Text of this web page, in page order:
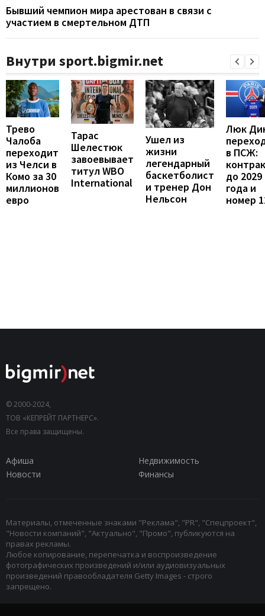
Бывший чемпион мира арестован в связи с
участием в смертельном ДТП
Внутри sport.bigmir.net
Трево
Чалоба
переходит
из Челси в
Комо за 30
миллионов
евро
Тарас
Шелестюк
завоевывает
титул WBO
International
Ушел из
жизни
легендарный
баскетболист
и тренер Дон
Нельсон
Люк
в ПСЖ:
до 2029
года и
номер
© 2000-2024,
ТОВ «КЕПРЕЙТ ПАРТНЕРС».
Все права защищены.
Афиша
Недвижимость
Новости
Финансы
Материалы, отмеченные знаками "Реклама", "PR", "Спецпроект",
"Новости компаний", "Актуально", "Промо", публикуются на
правах рекламы.
Любое копирование, перепечатка и воспроизведение
фотографических произведений и/или аудиовизуальных
произведений правообладателя Getty Images - строго
запрещено.